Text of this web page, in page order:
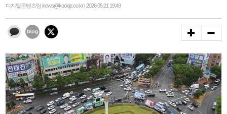
디지털콘텐츠팀 inews@kookje.co.kr | 2026.05.21 19:49